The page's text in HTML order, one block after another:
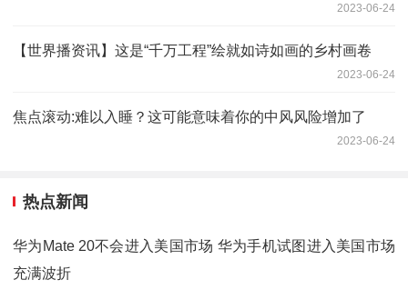
2023-06-24
【世界播资讯】这是“千万工程”绘就如诗如画的乡村画卷
2023-06-24
焦点滚动:难以入睡？这可能意味着你的中风风险增加了
2023-06-24
热点新闻
华为Mate 20不会进入美国市场 华为手机试图进入美国市场
充满波折